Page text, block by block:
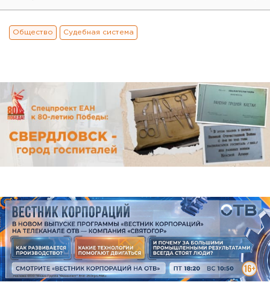
Общество Судебная система